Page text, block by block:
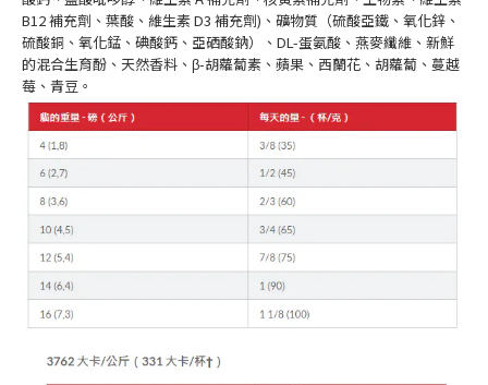
B12 補充劑、葉酸、維生素 D3 補充劑)、礦物質（硫酸亞鐵、氧化鋅、
硫酸銅、氧化錳、碘酸鈣、亞硒酸鈉）、DL-蛋氨酸、燕麥纖維、新鮮
的混合生育酚、天然香料、β-胡蘿蔔素、蘋果、西蘭花、胡蘿蔔、蔓越
莓、青豆。